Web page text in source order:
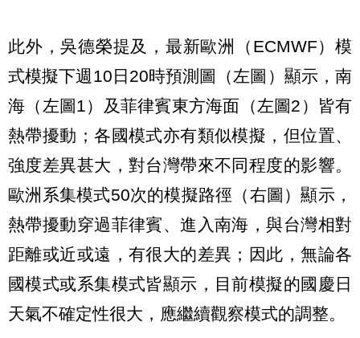
此外，吳德榮提及，最新歐洲（ECMWF）模
式模擬下週10日20時預測圖（左圖）顯示，南
海（左圖1）及菲律賓東方海面（左圖2）皆有
熱帶擾動；各國模式亦有類似模擬，但位置、
強度差異甚大，對台灣帶來不同程度的影響。
歐洲系集模式50次的模擬路徑（右圖）顯示，
熱帶擾動穿過菲律賓、進入南海，與台灣相對
距離或近或遠，有很大的差異；因此，無論各
國模式或系集模式皆顯示，目前模擬的國慶日
天氣不確定性很大，應繼續觀察模式的調整。